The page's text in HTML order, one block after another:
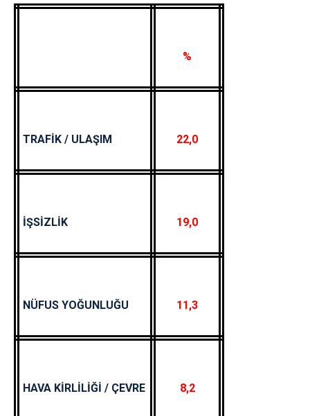
%
TRAFİK / ULAŞIM 22,0
İŞSİZLİK 19,0
NÜFUS YOĞUNLUĞU 11,3
HAVA KİRLİLİĞİ / ÇEVRE 8,2